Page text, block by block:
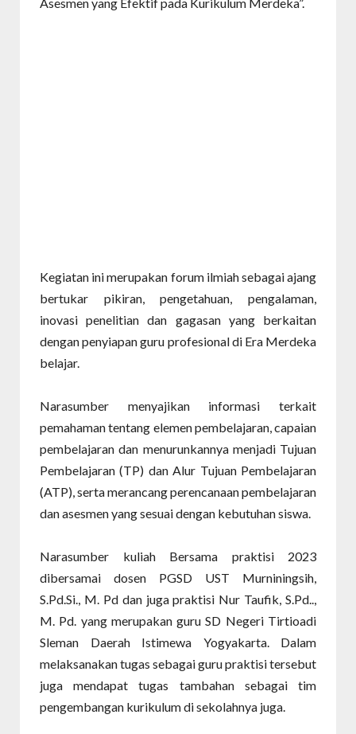
Kegiatan ini merupakan forum ilmiah sebagai ajang
bertukar pikiran, pengetahuan, pengalaman,
inovasi penelitian dan gagasan yang berkaitan
dengan penyiapan guru profesional di Era Merdeka
belajar.
Narasumber menyajikan informasi terkait
pemahaman tentang elemen pembelajaran, capaian
pembelajaran dan menurunkannya menjadi Tujuan
Pembelajaran (TP) dan Alur Tujuan Pembelajaran
(ATP), serta merancang perencanaan pembelajaran
dan asesmen yang sesuai dengan kebutuhan siswa.
Narasumber kuliah Bersama praktisi 2023
dibersamai dosen PGSD UST Murniningsih,
S.Pd.Si., M. Pd dan juga praktisi Nur Taufik, S.Pd..,
M. Pd. yang merupakan guru SD Negeri Tirtioadi
Sleman Daerah Istimewa Yogyakarta. Dalam
melaksanakan tugas sebagai guru praktisi tersebut
juga mendapat tugas tambahan sebagai tim
pengembangan kurikulum di sekolahnya juga.